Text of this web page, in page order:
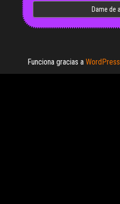
Funciona gracias a WordPress